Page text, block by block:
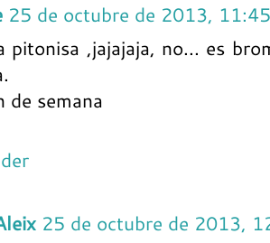
25 de octubre de 2013, 11:45
pitonisa ,jajajaja, no... es
de semana
25 de octubre de 2013,